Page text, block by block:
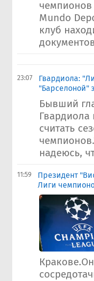
Mundo
клуб
23:07
Гвардиола:
"Барселоной"
Бывший
считать
надеюсь,
11:59
Президент
Лиги